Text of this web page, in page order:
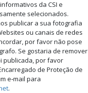
da CSI e
selecionados.
publicar a sua fotografia
ou canais de redes
por favor não pose
Se gostaria de remover
publicada, por favor
de Proteção de
e‑mail para
.